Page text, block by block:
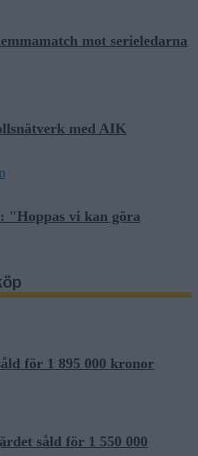
mot serieledarna
med AIK
"Hoppas vi kan göra
för 1 895 000 kronor
såld för 1 550 000